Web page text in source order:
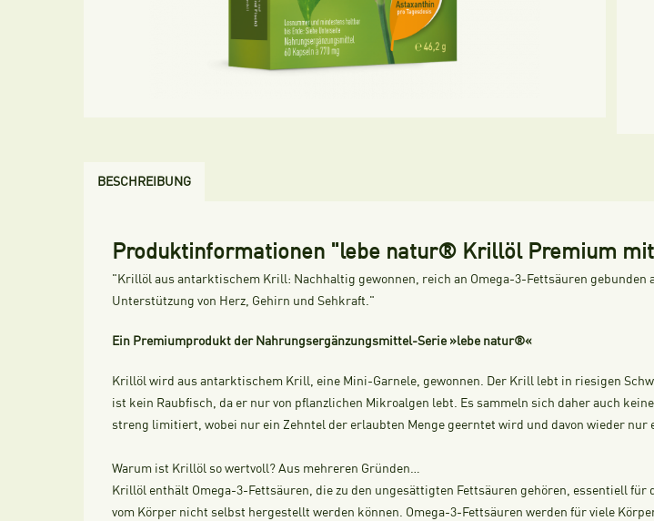
BESCHREIBUNG
Produktinformationen "lebe natur® Krillöl Premium
"Krillöl aus antarktischem Krill: Nachhaltig gewonnen, reich an Omega-3-Fettsäuren gebunden
Unterstützung von Herz, Gehirn und Sehkraft."
Ein Premiumprodukt der Nahrungsergänzungsmittel-Serie »lebe natur®«
Krillöl wird aus antarktischem Krill, eine Mini-Garnele, gewonnen. Der Krill lebt in riesigen
ist kein Raubfisch, da er nur von pflanzlichen Mikroalgen lebt. Es sammeln sich daher auch
streng limitiert, wobei nur ein Zehntel der erlaubten Menge geerntet wird und davon wieder
Warum ist Krillöl so wertvoll? Aus mehreren Gründen…
Krillöl enthält Omega-3-Fettsäuren, die zu den ungesättigten Fettsäuren gehören, essentiell
vom Körper nicht selbst hergestellt werden können. Omega-3-Fettsäuren werden für viele